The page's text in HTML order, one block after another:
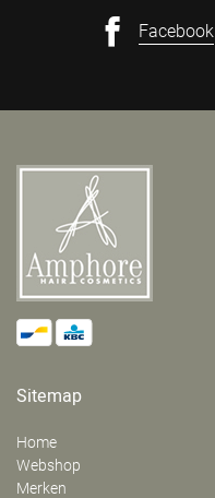
Facebook
Sitemap
Home
Webshop
Merken